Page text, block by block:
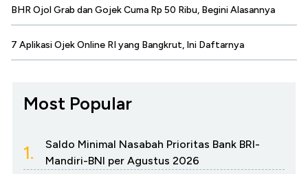
BHR Ojol Grab dan Gojek Cuma Rp 50 Ribu, Begini Alasannya
7 Aplikasi Ojek Online RI yang Bangkrut, Ini Daftarnya
Most Popular
1.
Saldo Minimal Nasabah Prioritas Bank BRI-
Mandiri-BNI per Agustus 2026